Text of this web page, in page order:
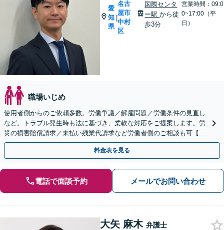
愛
知
県
|
名古
屋市
中村
区
国際センタ
ー駅から徒
歩3分
営業時間：09:0
0~17:00（平
日）
職場いじめ
使用者側からのご依頼多数。労働争議／解雇問題／労働条件の見直し
など。トラブル発生時も法に基づき、柔軟な対応をご提案します。労
災の損害賠償請求／未払い残業代請求など労働者側のご相談も可【休
日対応可能】【電話・WEB面談】
料金表を見る
電話で面談予約 メールでお問い合わせ
大矢 麻木 弁護士